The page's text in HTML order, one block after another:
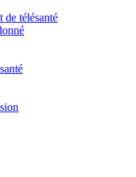
de télésanté